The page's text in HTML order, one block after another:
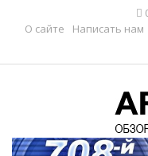
О сайте
Написать нам